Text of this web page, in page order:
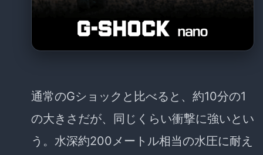
通常のGショックと比べると、約10分の1
の大きさだが、同じくらい衝撃に強いとい
う。水深約200メートル相当の水圧に耐え